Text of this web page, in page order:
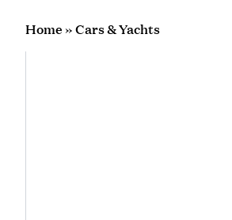
Home»Cars & Yachts